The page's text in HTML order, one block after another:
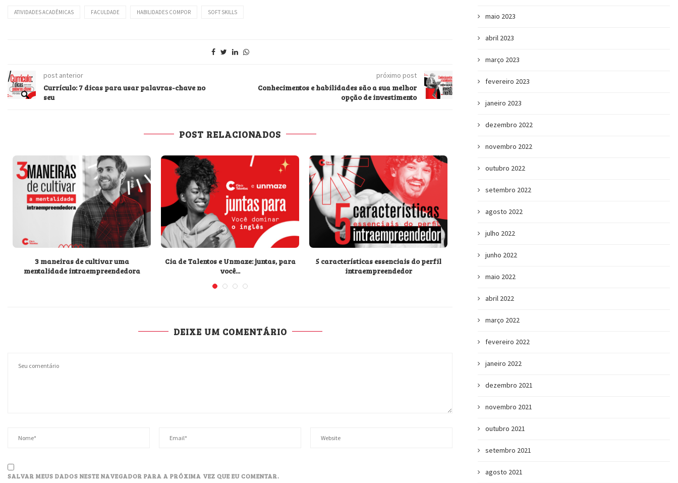
ATIVIDADES ACADÊMICAS FACULDADE HABILIDADES COMPOR SOFT SKILLS
post anterior
Currículo: 7 dicas para usar palavras-chave no
seu
próximo post
Conhecimentos e habilidades são a sua melhor
opção de investimento
POST RELACIONADOS
3 maneiras de cultivar uma
mentalidade intraempreendedora
Cia de Talentos e Unmaze: juntas, para
você...
5 características essenciais do perfil
intraempreendedor
Intraempreendedorismo: o que é e por
DEIXE UM COMENTÁRIO
SALVAR MEUS DADOS NESTE NAVEGADOR PARA A PRÓXIMA VEZ QUE EU COMENTAR.
maio 2023
abril 2023
março 2023
fevereiro 2023
janeiro 2023
dezembro 2022
novembro 2022
outubro 2022
setembro 2022
agosto 2022
julho 2022
junho 2022
maio 2022
abril 2022
março 2022
fevereiro 2022
janeiro 2022
dezembro 2021
novembro 2021
outubro 2021
setembro 2021
agosto 2021